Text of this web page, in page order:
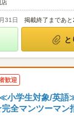
店
31日 掲載終了まであと
と
歓迎
≪小学生対象/英
全マンツーマ